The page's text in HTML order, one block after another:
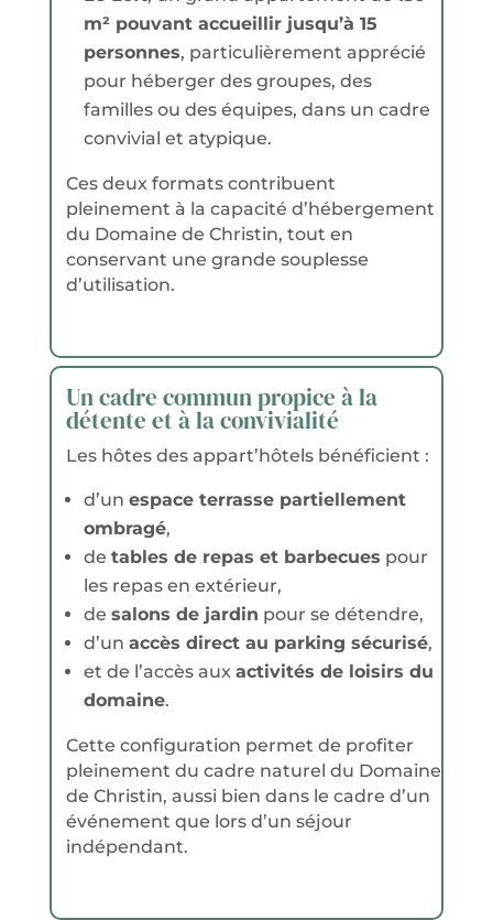
m² pouvant accueillir jusqu’à 15
personnes, particulièrement apprécié
pour héberger des groupes, des
familles ou des équipes, dans un cadre
convivial et atypique.
Ces deux formats contribuent
pleinement à la capacité d’hébergement
du Domaine de Christin, tout en
conservant une grande souplesse
d’utilisation.
Un cadre commun propice à la
détente et à la convivialité
Les hôtes des appart’hôtels bénéficient :
d’un espace terrasse partiellement
ombragé,
de tables de repas et barbecues pour
les repas en extérieur,
de salons de jardin pour se détendre,
d’un accès direct au parking sécurisé,
et de l’accès aux activités de loisirs du
domaine.
Cette configuration permet de profiter
pleinement du cadre naturel du Domaine
de Christin, aussi bien dans le cadre d’un
événement que lors d’un séjour
indépendant.